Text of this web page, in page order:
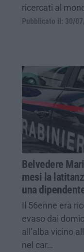
ricercati al
Pubblicato il: 30/
Belvedere
mesi la
una
Il 56enne era
evaso dai
all’alba vicino
nel car…